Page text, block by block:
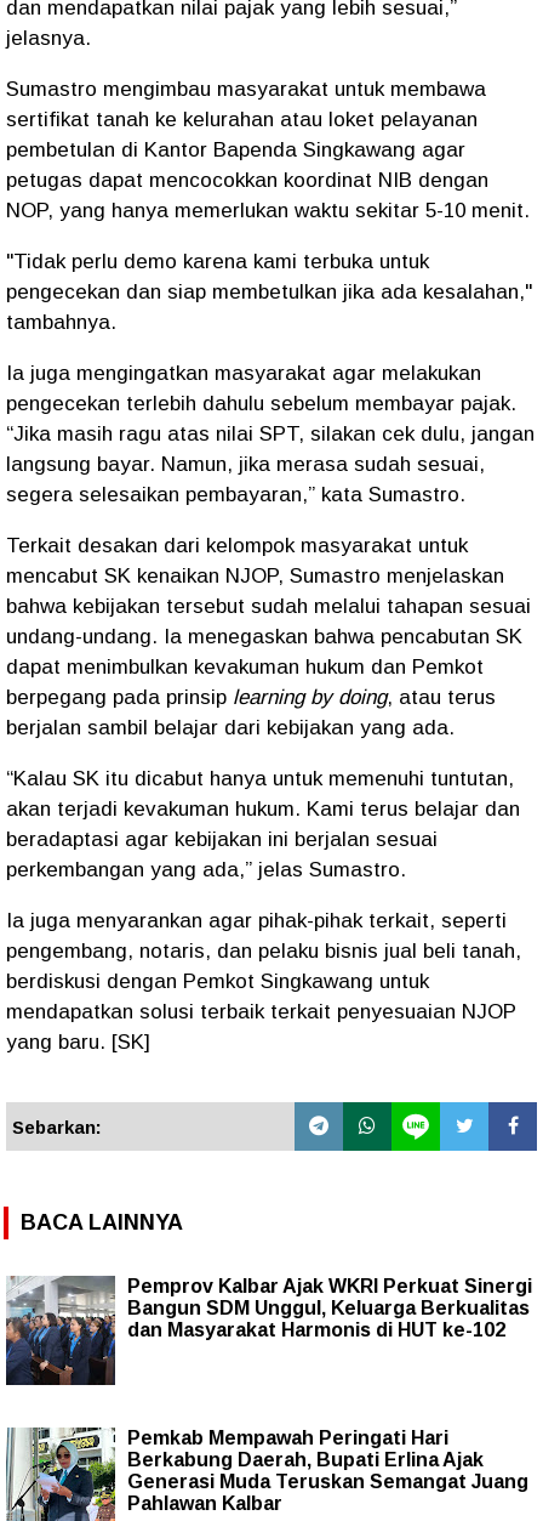
dan mendapatkan nilai pajak yang lebih sesuai,”
jelasnya.
Sumastro mengimbau masyarakat untuk membawa
sertifikat tanah ke kelurahan atau loket pelayanan
pembetulan di Kantor Bapenda Singkawang agar
petugas dapat mencocokkan koordinat NIB dengan
NOP, yang hanya memerlukan waktu sekitar 5-10 menit.
"Tidak perlu demo karena kami terbuka untuk
pengecekan dan siap membetulkan jika ada kesalahan,"
tambahnya.
Ia juga mengingatkan masyarakat agar melakukan
pengecekan terlebih dahulu sebelum membayar pajak.
“Jika masih ragu atas nilai SPT, silakan cek dulu, jangan
langsung bayar. Namun, jika merasa sudah sesuai,
segera selesaikan pembayaran,” kata Sumastro.
Terkait desakan dari kelompok masyarakat untuk
mencabut SK kenaikan NJOP, Sumastro menjelaskan
bahwa kebijakan tersebut sudah melalui tahapan sesuai
undang-undang. Ia menegaskan bahwa pencabutan SK
dapat menimbulkan kevakuman hukum dan Pemkot
berpegang pada prinsip learning by doing, atau terus
berjalan sambil belajar dari kebijakan yang ada.
“Kalau SK itu dicabut hanya untuk memenuhi tuntutan,
akan terjadi kevakuman hukum. Kami terus belajar dan
beradaptasi agar kebijakan ini berjalan sesuai
perkembangan yang ada,” jelas Sumastro.
Ia juga menyarankan agar pihak-pihak terkait, seperti
pengembang, notaris, dan pelaku bisnis jual beli tanah,
berdiskusi dengan Pemkot Singkawang untuk
mendapatkan solusi terbaik terkait penyesuaian NJOP
yang baru. [SK]
Sebarkan:
BACA LAINNYA
Pemprov Kalbar Ajak WKRI Perkuat Sinergi
Bangun SDM Unggul, Keluarga Berkualitas
dan Masyarakat Harmonis di HUT ke-102
Pemkab Mempawah Peringati Hari
Berkabung Daerah, Bupati Erlina Ajak
Generasi Muda Teruskan Semangat Juang
Pahlawan Kalbar